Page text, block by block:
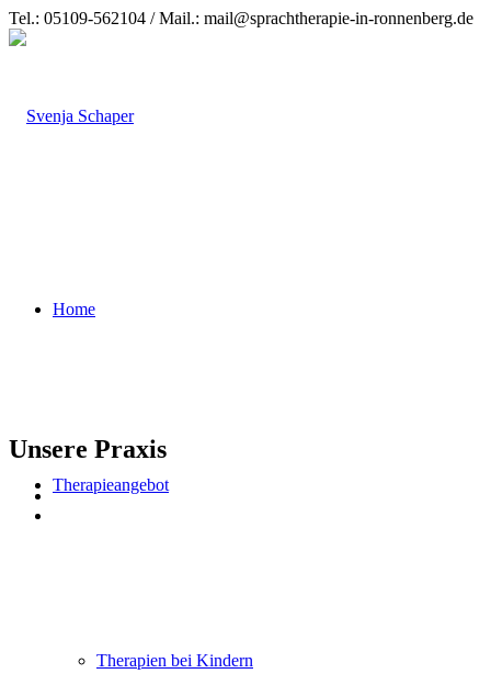
Tel.: 05109-562104 / Mail.: mail@sprachtherapie-in-ronnenberg.de
Home
The­ra­pie­an­ge­bot
The­ra­pien bei Kindern
Unse­re Praxis